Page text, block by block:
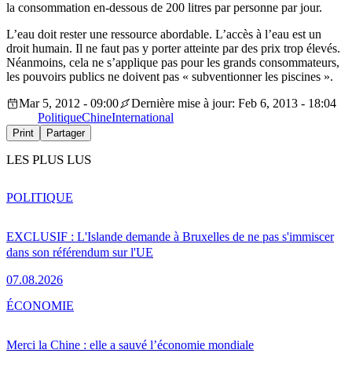
la consommation en-dessous de 200 litres par personne par jour.
L’eau doit rester une ressource abordable. L’accès à l’eau est un
droit humain. Il ne faut pas y porter atteinte par des prix trop élevés.
Néanmoins, cela ne s’applique pas pour les grands consommateurs,
les pouvoirs publics ne doivent pas « subventionner les piscines ».
Mar 5, 2012 - 09:00
Dernière mise à jour: Feb 6, 2013 - 18:04
PolitiqueChineInternational
Print Partager
LES PLUS LUS
EXCLUSIF : L'Islande demande à Bruxelles de ne pas s'immiscer
dans son référendum sur l'UE
07.08.2026
POLITIQUE
Merci la Chine : elle a sauvé l’économie mondiale
ÉCONOMIE